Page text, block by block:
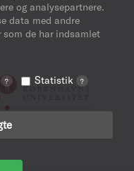
og analysepartnere.
data med andre
som de har indsamlet
? Statistik ?